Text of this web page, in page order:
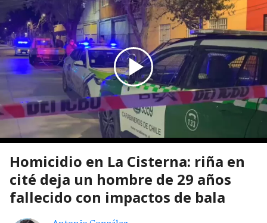
Homicidio en La Cisterna: riña en
cité deja un hombre de 29 años
fallecido con impactos de bala